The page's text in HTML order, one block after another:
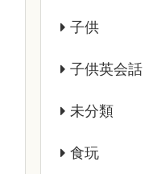
子供
子供英会話
未分類
食玩